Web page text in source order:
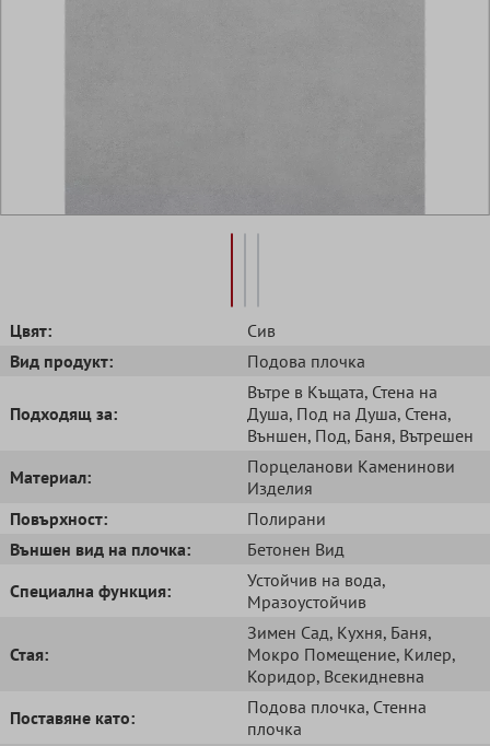
Цвят:
Сив
Вид продукт:
Подова плочка
Подходящ за:
Вътре в Къщата, Стена на
Душа, Под на Душа, Стена,
Външен, Под, Баня, Вътрешен
Mатериал:
Порцеланови Kаменинови
Изделия
Повърхност:
Полирани
Външен вид на плочка:
Бетонен Вид
Специална функция:
Устойчив на вода,
Мразоустойчив
Стая:
Зимен Сад, Кухня, Баня,
Мокро Помещение, Килер,
Коридор, Всекидневна
Поставяне като:
Подова плочка, Cтенна
плочка